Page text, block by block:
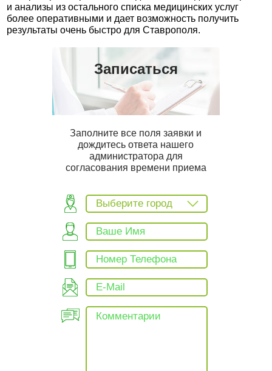
и анализы из остального списка медицинских услуг
более оперативными и дает возможность получить
результаты очень быстро для Ставрополя.
Записаться
Заполните все поля заявки и
дождитесь ответа нашего
администратора для
согласования времени приема
Выберите город